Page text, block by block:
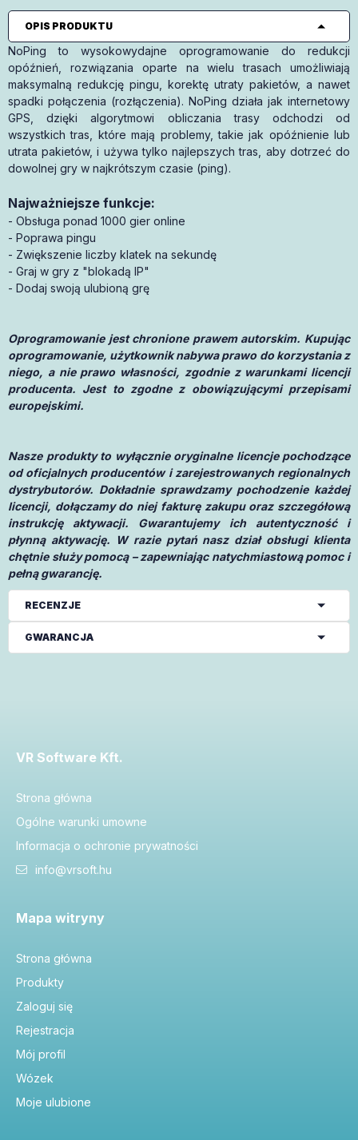
OPIS PRODUKTU
NoPing to wysokowydajne oprogramowanie do redukcji
opóźnień, rozwiązania oparte na wielu trasach umożliwiają
maksymalną redukcję pingu, korektę utraty pakietów, a nawet
spadki połączenia (rozłączenia). NoPing działa jak internetowy
GPS, dzięki algorytmowi obliczania trasy odchodzi od
wszystkich tras, które mają problemy, takie jak opóźnienie lub
utrata pakietów, i używa tylko najlepszych tras, aby dotrzeć do
dowolnej gry w najkrótszym czasie (ping).
Najważniejsze funkcje:
- Obsługa ponad 1000 gier online
- Poprawa pingu
- Zwiększenie liczby klatek na sekundę
- Graj w gry z "blokadą IP"
- Dodaj swoją ulubioną grę
Oprogramowanie jest chronione prawem autorskim. Kupując
oprogramowanie, użytkownik nabywa prawo do korzystania z
niego, a nie prawo własności, zgodnie z warunkami licencji
producenta. Jest to zgodne z obowiązującymi przepisami
europejskimi.
Nasze produkty to wyłącznie oryginalne licencje pochodzące
od oficjalnych producentów i zarejestrowanych regionalnych
dystrybutorów. Dokładnie sprawdzamy pochodzenie każdej
licencji, dołączamy do niej fakturę zakupu oraz szczegółową
instrukcję aktywacji. Gwarantujemy ich autentyczność i
płynną aktywację. W razie pytań nasz dział obsługi klienta
chętnie służy pomocą – zapewniając natychmiastową pomoc i
pełną gwarancję.
RECENZJE
GWARANCJA
VR Software Kft.
Strona główna
Ogólne warunki umowne
Informacja o ochronie prywatności
info@vrsoft.hu
Mapa witryny
Strona główna
Produkty
Zaloguj się
Rejestracja
Mój profil
Wózek
Moje ulubione